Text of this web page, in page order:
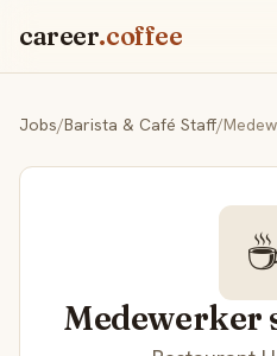
career.coffee
Jobs/Barista & Café Staff/
Medewerker